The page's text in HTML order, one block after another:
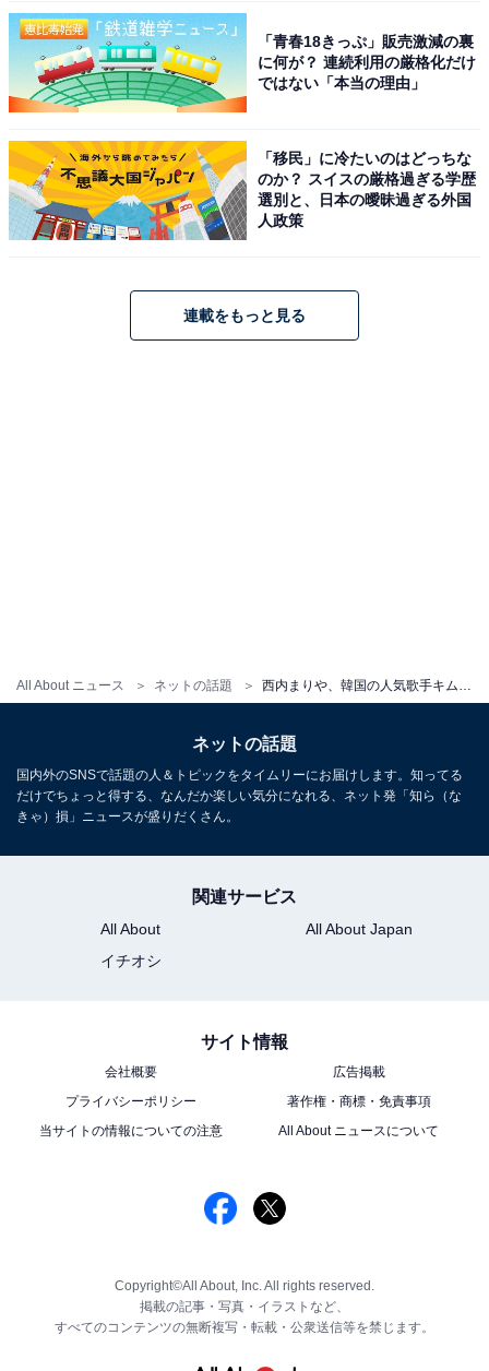
All About ニュース ネットの話題
「青春18きっぷ」販売激減の裏
に何が？ 連続利用の厳格化だけ
ではない「本当の理由」
「移民」に冷たいのはどっちな
のか？ スイスの厳格過ぎる学歴
選別と、日本の曖昧過ぎる外国
人政策
連載をもっと見る
ネットの話題
国内外のSNSで話題の人＆トピックをタイムリーにお届けします。知ってる
だけでちょっと得する、なんだか楽しい気分になれる、ネット発「知ら（な
きゃ）損」ニュースが盛りだくさん。
関連サービス
All About
All About Japan
イチオシ
サイト情報
会社概要
広告掲載
プライバシーポリシー
著作権・商標・免責事項
当サイトの情報についての注意
All About ニュースについて
Copyright©All About, Inc. All rights reserved.
掲載の記事・写真・イラストなど、
すべてのコンテンツの無断複写・転載・公衆送信等を禁じます。